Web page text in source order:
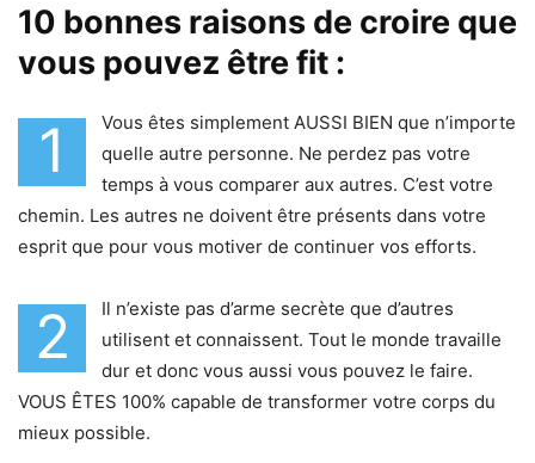
10 bonnes raisons de croire que
vous pouvez être fit :
1
Vous êtes simplement AUSSI BIEN que n’importe
quelle autre personne. Ne perdez pas votre
temps à vous comparer aux autres. C’est votre
chemin. Les autres ne doivent être présents dans votre
esprit que pour vous motiver de continuer vos efforts.
2
Il n’existe pas d’arme secrète que d’autres
utilisent et connaissent. Tout le monde travaille
dur et donc vous aussi vous pouvez le faire.
VOUS ÊTES 100% capable de transformer votre corps du
mieux possible.